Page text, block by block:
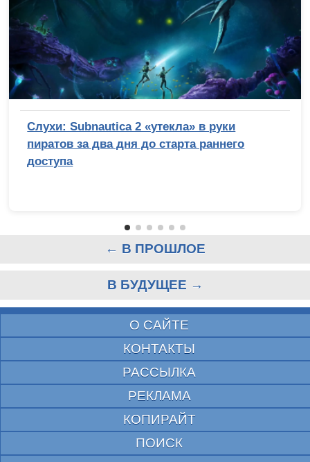
Слухи: Subnautica 2 «утекла» в руки
пиратов за два дня до старта раннего
доступа
← В ПРОШЛОЕ
В БУДУЩЕЕ →
О САЙТЕ
КОНТАКТЫ
РАССЫЛКА
РЕКЛАМА
КОПИРАЙТ
ПОИСК